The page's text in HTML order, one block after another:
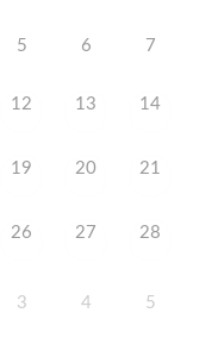
5 6 7
12 13 14
19 20 21
26 27 28
3 4 5